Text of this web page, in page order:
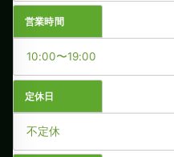
営業時間
10:00〜19:00
定休日
不定休